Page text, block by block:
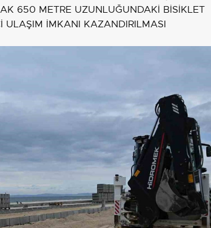
650 METRE UZUNLUĞUNDAKİ BİSİKLET
ULAŞIM İMKANI KAZANDIRILMASI